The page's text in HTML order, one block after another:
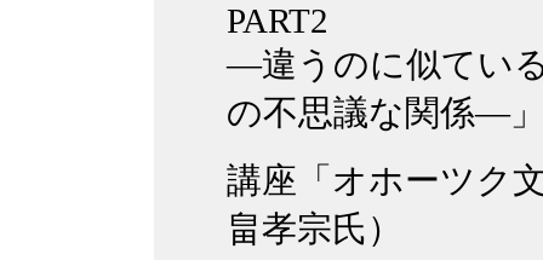
PART2
―違うのに似てい
の不思議な関係―
講座「オホーツク
畠孝宗氏）